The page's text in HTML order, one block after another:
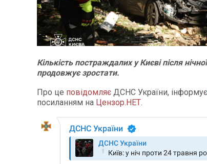
Кількість постраждалих у Києві після
продовжує зростати.
Про це повідомляє ДСНС України, інформує
посиланням на Цензор.НЕТ.